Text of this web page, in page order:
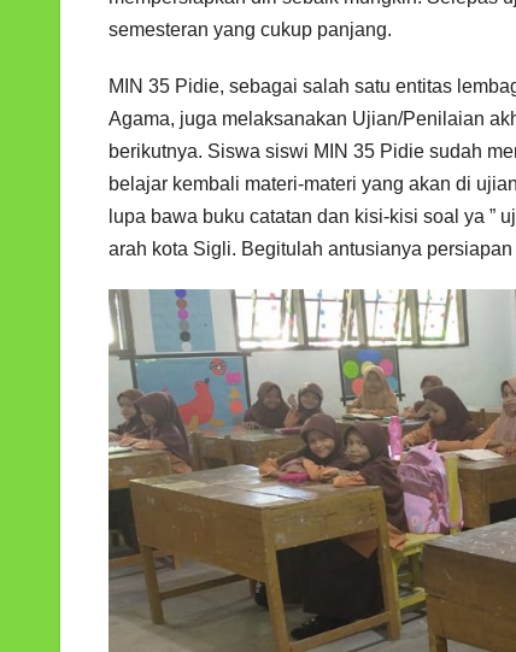
semesteran yang cukup panjang.
MIN 35 Pidie, sebagai salah satu entitas
Agama, juga melaksanakan Ujian/Penilaian
berikutnya. Siswa siswi MIN 35 Pidie sudah
belajar kembali materi-materi yang akan di
lupa bawa buku catatan dan kisi-kisi soal ya ”
arah kota Sigli. Begitulah antusianya